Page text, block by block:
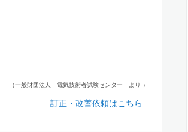
（一般財団法人 電気技術者試験センター より ）
訂正・改善依頼はこちら